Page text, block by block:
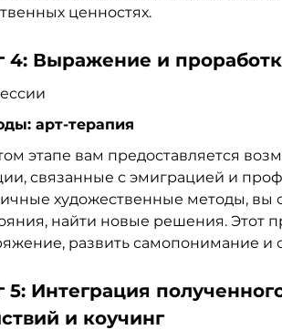
ценностях.
4: Выражение и
арт-терапия
этапе вам предоставляется
связанные с эмиграцией и
художественные методы, вы
найти новые решения. Этот
развить самопонимание и
5: Интеграция
и коучинг